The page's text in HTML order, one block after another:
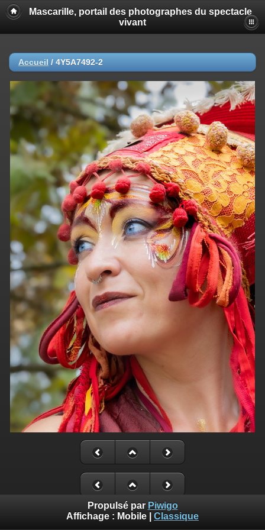
Mascarille, portail des photographes du spectacle
vivant
Accueil / 4Y5A7492-2
Propulsé par Piwigo
Affichage : Mobile Classique